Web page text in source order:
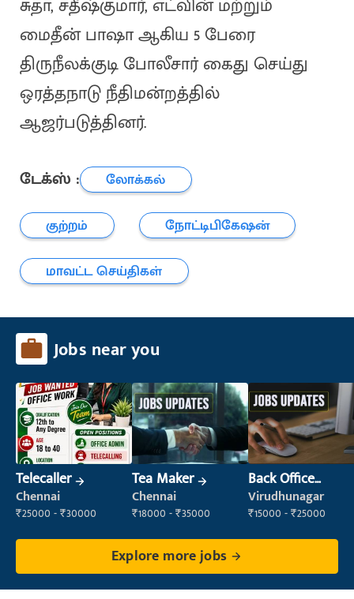
சுதா, சதீஷ்குமார், எட்வின் மற்றும்
மைதீன் பாஷா ஆகிய 5 பேரை
திருநீலக்குடி போலீசார் கைது செய்து
ஒரத்தநாடு நீதிமன்றத்தில்
ஆஜர்படுத்தினர்.
டேக்ஸ் :
லோக்கல்
குற்றம்
நோட்டிபிகேஷன்
மாவட்ட செய்திகள்
Jobs near you
Telecaller
Chennai
₹25000 - ₹30000
Tea Maker
Chennai
₹18000 - ₹35000
Back Office
Executive
(Administration)
Virudhunagar
₹15000 - ₹25000
Explore more jobs